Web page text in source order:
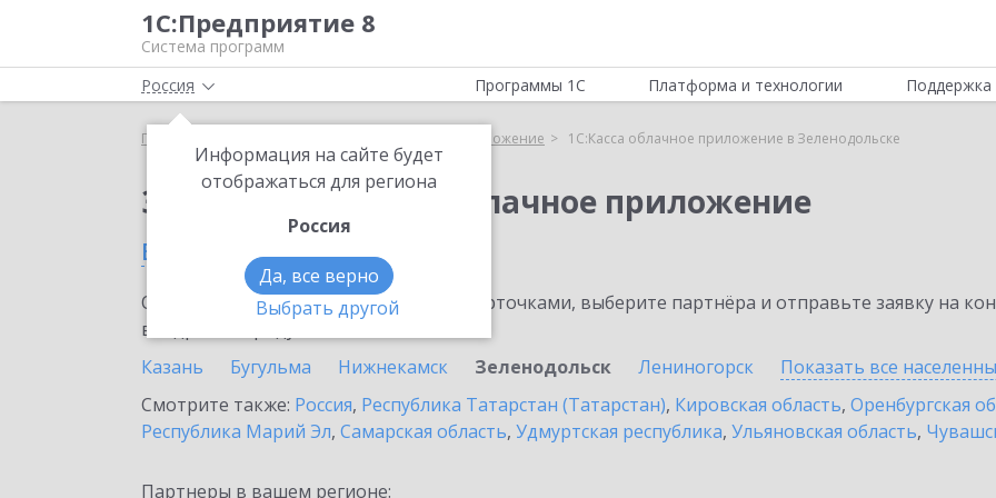
1С:Предприятие 8
Система программ
Россия
Информация на сайте будет
отображаться для региона
Россия
Да, все верно
Выбрать другой
Программы 1С Платформа и технологии Поддержка
Главная 1С:Касса облачное приложение 1С:Касса облачное приложение в Зеленодольске
Заказать 1С:Касса облачное приложение
в Зеленодольске
Ознакомьтесь с информационными карточками, выберите партнёра и отправьте заявку на
внедрение продукта.
Казань
Бугульма Нижнекамск Зеленодольск Лениногорск Показать все
Смотрите также: Россия, Республика Татарстан (Татарстан), Кировская область, Оренбургская
Республика Марий Эл, Самарская область, Удмуртская республика, Ульяновская область,
Партнеры в вашем регионе: